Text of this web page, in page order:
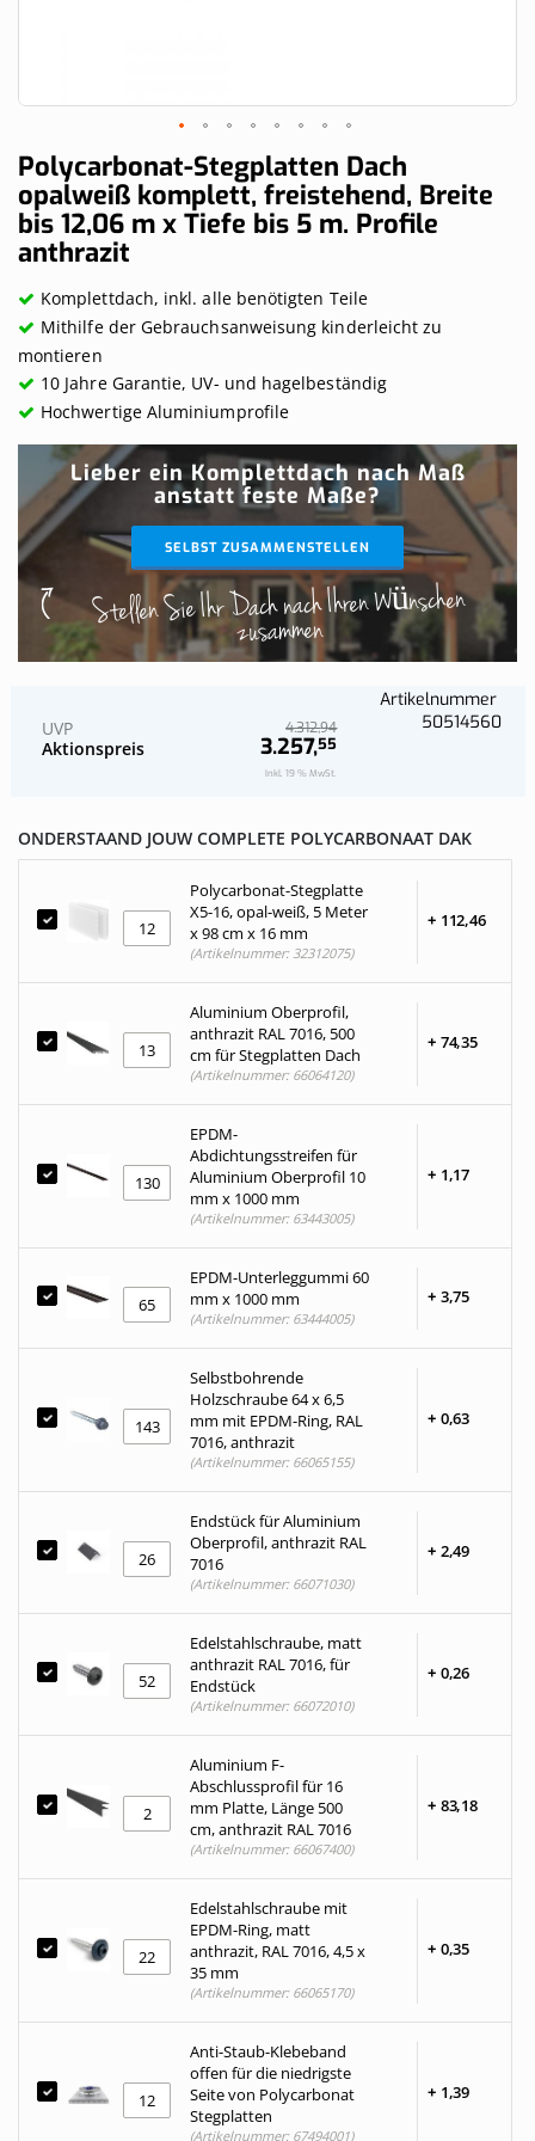
Skip
to
the
beginning
of
the
images
gallery
Polycarbonat-Stegplatten Dach
opalweiß komplett, freistehend, Breite
bis 12,06 m x Tiefe bis 5 m. Profile
anthrazit
Komplettdach, inkl. alle benötigten Teile
Mithilfe der Gebrauchsanweisung kinderleicht zu
montieren
10 Jahre Garantie, UV- und hagelbeständig
Hochwertige Aluminiumprofile
Lieber ein Komplettdach nach Maß
anstatt feste Maße?
SELBST ZUSAMMENSTELLEN
Stellen Sie Ihr Dach nach Ihren Wünschen
zusammen
Aktionspreis 3.257,55
UVP 4.312,94
Inkl. 19 % MwSt.
Artikelnummer
50514560
ONDERSTAAND JOUW COMPLETE POLYCARBONAAT DAK
Polycarbonat-Stegplatte
X5-16, opal-weiß, 5 Meter
x 98 cm x 16 mm
+ 112,46
(Artikelnummer: 32312075)
Aluminium Oberprofil,
anthrazit RAL 7016, 500
cm für Stegplatten Dach
+ 74,35
(Artikelnummer: 66064120)
EPDM-
Abdichtungsstreifen für
Aluminium Oberprofil 10
mm x 1000 mm
+ 1,17
(Artikelnummer: 63443005)
EPDM-Unterleggummi 60
mm x 1000 mm
+ 3,75
(Artikelnummer: 63444005)
Selbstbohrende
Holzschraube 64 x 6,5
mm mit EPDM-Ring, RAL
7016, anthrazit
+ 0,63
(Artikelnummer: 66065155)
Endstück für Aluminium
Oberprofil, anthrazit RAL
7016
+ 2,49
(Artikelnummer: 66071030)
Edelstahlschraube, matt
anthrazit RAL 7016, für
Endstück
+ 0,26
(Artikelnummer: 66072010)
Aluminium F-
Abschlussprofil für 16
mm Platte, Länge 500
cm, anthrazit RAL 7016
+ 83,18
(Artikelnummer: 66067400)
Edelstahlschraube mit
EPDM-Ring, matt
anthrazit, RAL 7016, 4,5 x
35 mm
+ 0,35
(Artikelnummer: 66065170)
Anti-Staub-Klebeband
offen für die niedrigste
Seite von Polycarbonat
Stegplatten
+ 1,39
(Artikelnummer: 67494001)